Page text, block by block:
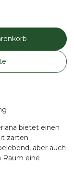
bietet einen
zarten
aber auch
Raum eine